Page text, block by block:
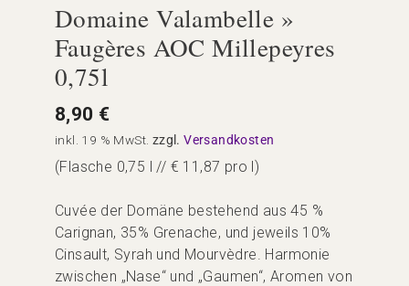
Domaine Valambelle »
Faugères AOC Millepeyres
0,75l
8,90 €
inkl. 19 % MwSt. zzgl.Versandkosten
(Flasche 0,75 l // € 11,87 pro l)
Cuvée der Domäne bestehend aus 45 %
Carignan, 35% Grenache, und jeweils 10%
Cinsault, Syrah und Mourvèdre. Harmonie
zwischen „Nase“ und „Gaumen“, Aromen von